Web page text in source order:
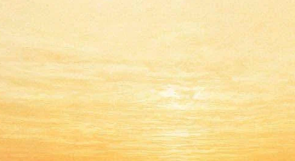
продолжением